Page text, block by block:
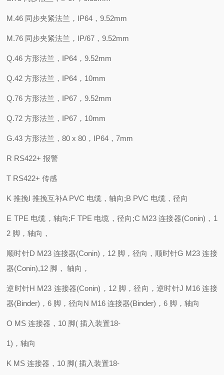
M.46 同步夹紧法兰，IP64，9.52mm
M.76 同步夹紧法兰，IP/67，9.52mm
Q.46 方形法兰，IP64，9.52mm
Q.42 方形法兰，IP64，10mm
Q.76 方形法兰，IP67，9.52mm
Q.72 方形法兰，IP67，10mm
G.43 方形法兰，80 x 80，IP64，7mm
R RS422+ 报警
T RS422+ 传感
K 推挽I 推挽互补A PVC 电缆，轴向;B PVC 电缆，径向
E TPE 电缆，轴向;F TPE 电缆，径向;C M23 连接器(Conin)，1
2 脚，轴向，
顺时针D M23 连接器(Conin)，12 脚，径向，顺时针G M23 连接
器(Conin),12 脚， 轴向，
逆时针H M23 连接器(Conin)，12 脚，径向，逆时针J M16 连接
器(Binder)，6 脚，径向N M16 连接器(Binder)，6 脚，轴向
O MS 连接器，10 脚( 插入装置18-
1)，轴向
K MS 连接器，10 脚( 插入装置18-